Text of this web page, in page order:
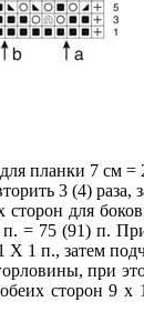
планки 7 см
3 (4)
сторон для
75 (91) п.
X 1 п., затем
при
сторон 9